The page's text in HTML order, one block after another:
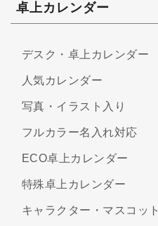
卓上カレンダー
デスク・卓上カレンダー
人気カレンダー
写真・イラスト入り
フルカラー名入れ対応
ECO卓上カレンダー
特殊卓上カレンダー
キャラクター・マスコット